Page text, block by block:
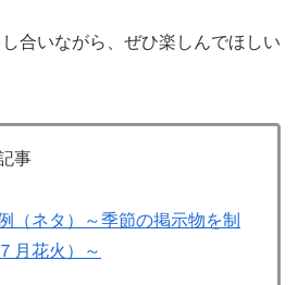
合いながら、ぜひ楽しんでほしい
事
（ネタ）～季節の掲示物を制
月花火）～